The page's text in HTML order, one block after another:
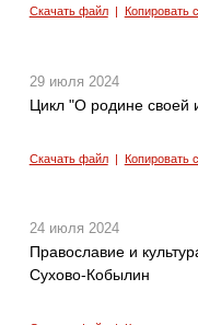
Скачать файл| Копировать
29 июля 2024
Цикл "О родине своей
Скачать файл| Копировать
24 июля 2024
Православие и
Сухово-Кобылин